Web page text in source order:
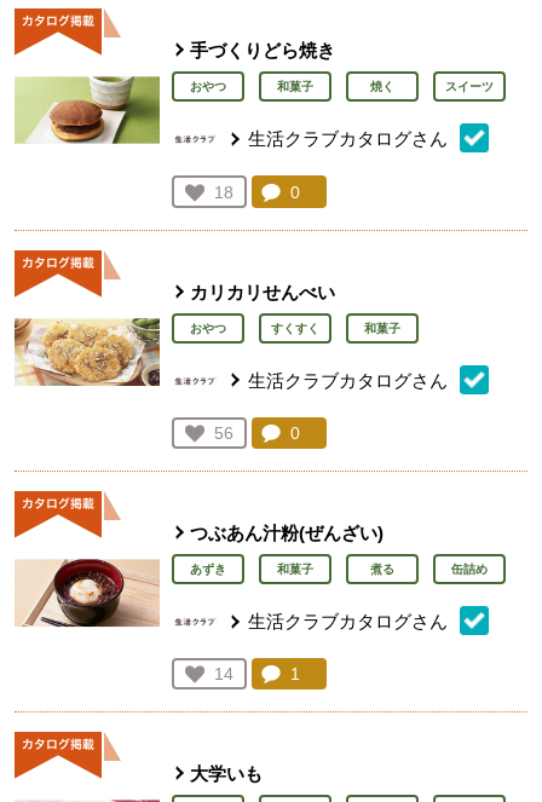
手づくりどら焼き
おやつ 和菓子 焼く スイーツ
生活クラブカタログさん
お気に入り登録：
18
人が登録
コメント：
0
カリカリせんべい
おやつ すくすく 和菓子
生活クラブカタログさん
お気に入り登録：
56
人が登録
コメント：
0
つぶあん汁粉(ぜんざい)
あずき 和菓子 煮る 缶詰め
生活クラブカタログさん
お気に入り登録：
14
人が登録
コメント：
1
大学いも